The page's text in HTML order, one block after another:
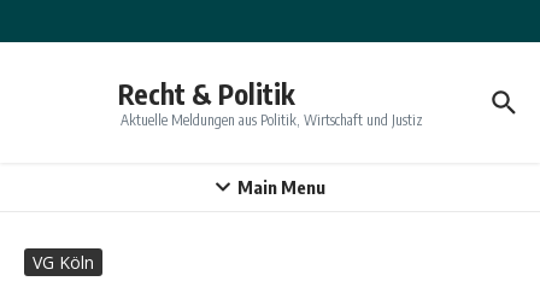
Recht & Politik
Aktuelle Meldungen aus Politik, Wirtschaft und Justiz
Main Menu
VG Köln